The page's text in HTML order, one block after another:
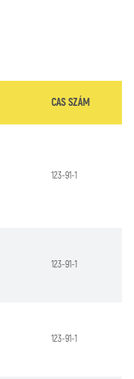
CAS SZÁM
123-91-1
123-91-1
123-91-1